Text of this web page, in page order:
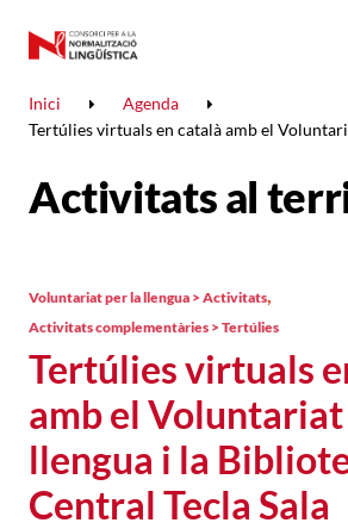
Inici
Agenda
Tertúlies virtuals en català amb el
Activitats al
Tertúlies virtuals
amb el
llengua i la
Central Tecla Sala
Voluntariat per la llengua > Activitats,
Activitats complementàries > Tertúlies